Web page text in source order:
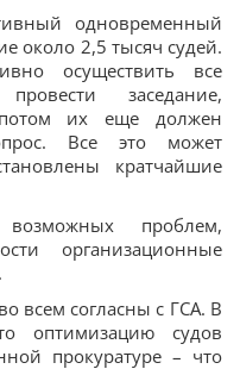
одновременный
около 2,5 тысяч судей.
осуществить все
заседание,
их еще должен
Все это может
кратчайшие
проблем,
организационные
всем согласны с ГСА. В
оптимизацию судов
прокуратуре – что